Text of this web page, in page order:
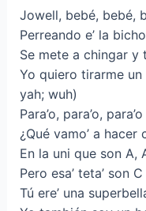
Jowell, bebé, bebé,
Perreando e’ la
Se mete a chingar y
Yo quiero tirarme un
yah; wuh)
Para’o, para’o,
¿Qué vamo’ a hacer
En la uni que son A,
Pero esa’ teta’ son C
Tú ere’ una